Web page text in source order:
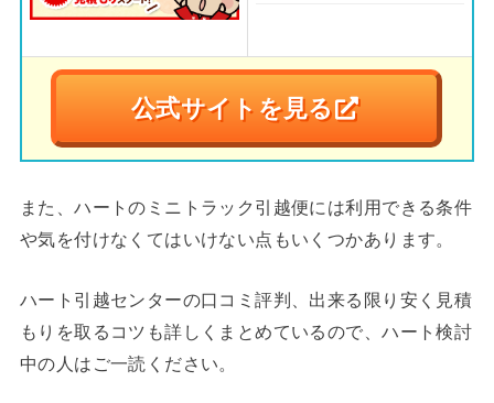
公式サイトを見る
また、ハートのミニトラック引越便には利用できる条件
や気を付けなくてはいけない点もいくつかあります。
ハート引越センターの口コミ評判、出来る限り安く見積
もりを取るコツも詳しくまとめているので、ハート検討
中の人はご一読ください。